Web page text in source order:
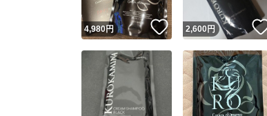
4,980円 いいね！
2,600円